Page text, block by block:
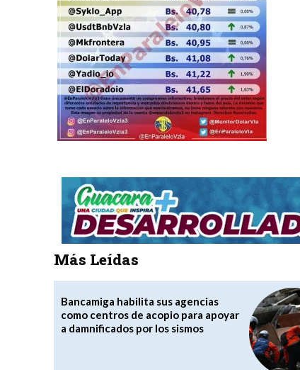
Más Leídas
Bancamiga habilita sus agencias
como centros de acopio para apoyar
a damnificados por los sismos